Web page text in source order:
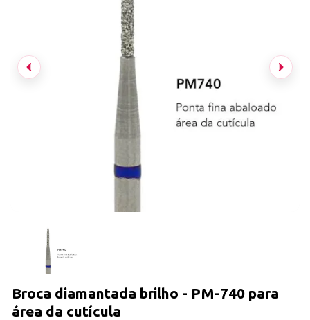
Broca diamantada brilho - PM-740 para
área da cutícula